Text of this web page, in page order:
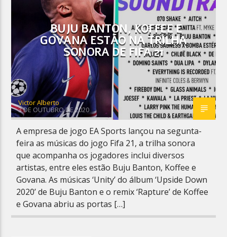
Planeta Reggae
BUJU BANTON, KOFFEE E
GOVANA ESTÃO NA TRILHA
SONORA DE FIFA 21
Victor Alberto
3 DE OUTUBRO DE 2020
A empresa de jogo EA Sports lançou na segunta-
feira as músicas do jogo Fifa 21, a trilha sonora
que acompanha os jogadores inclui diversos
artistas, entre eles estão Buju Banton, Koffee e
Govana. As músicas ‘Unity’ do álbum ‘Upside Down
2020’ de Buju Banton e o remix ‘Rapture’ de Koffee
e Govana abriu as portas […]